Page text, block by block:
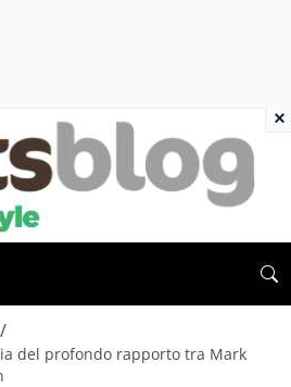
/
del profondo rapporto tra Mark
×